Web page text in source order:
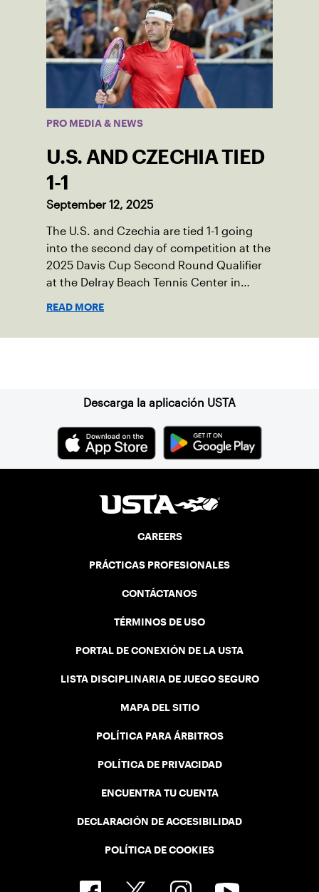
PRO MEDIA & NEWS
U.S. AND CZECHIA TIED
1-1
September 12, 2025
The U.S. and Czechia are tied 1-1 going
into the second day of competition at the
2025 Davis Cup Second Round Qualifier
at the Delray Beach Tennis Center in
READ MORE
Descarga la aplicación USTA
CAREERS
PRÁCTICAS PROFESIONALES
CONTÁCTANOS
TÉRMINOS DE USO
PORTAL DE CONEXIÓN DE LA USTA
LISTA DISCIPLINARIA DE JUEGO SEGURO
MAPA DEL SITIO
POLÍTICA PARA ÁRBITROS
POLÍTICA DE PRIVACIDAD
ENCUENTRA TU CUENTA
DECLARACIÓN DE ACCESIBILIDAD
POLÍTICA DE COOKIES